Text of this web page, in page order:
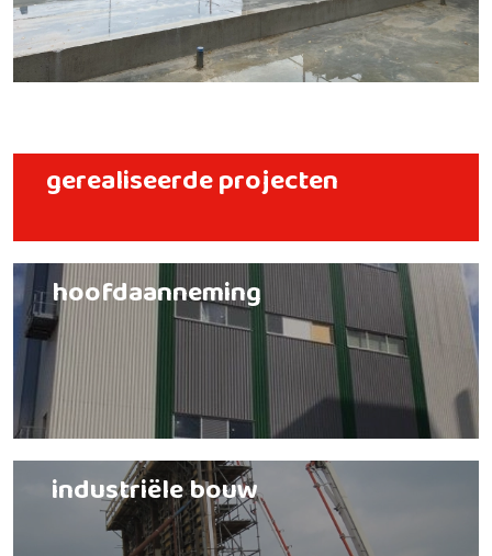
gerealiseerde projecten
hoofdaanneming
industriële bouw